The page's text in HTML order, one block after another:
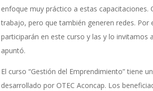
enfoque muy práctico a estas capacitaciones.
trabajo, pero que también generen redes.
participarán en este curso y las y lo invitamos
apuntó.
El curso “Gestión del Emprendimiento” tiene
desarrollado por OTEC Aconcap. Los